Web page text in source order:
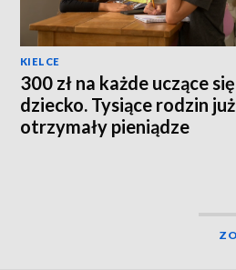
KIELCE
300 zł na każde uczące się
dziecko. Tysiące rodzin już
otrzymały pieniądze